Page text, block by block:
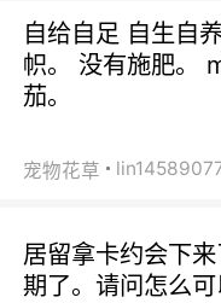
自给自足 自生自
帜。 没有施肥。
茄。
宠物花草
居留拿卡约会下
期了。请问怎么